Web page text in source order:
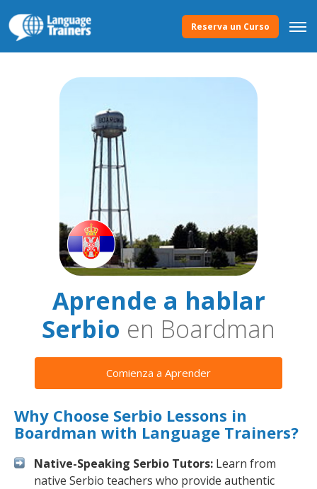
Reserva un Curso
Aprende a hablar
Serbio en Boardman
Comienza a Aprender
Why Choose Serbio Lessons in
Boardman with Language Trainers?
Native-Speaking Serbio Tutors: Learn from
native Serbio teachers who provide authentic